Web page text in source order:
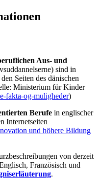
Aus- und
sind in
Seiten des dänischen
Ministerium für Kinder
fakta-og-muligheder)
Berufe in englischer
Internetseiten
und höhere Bildung
von derzeit
Französisch und
.